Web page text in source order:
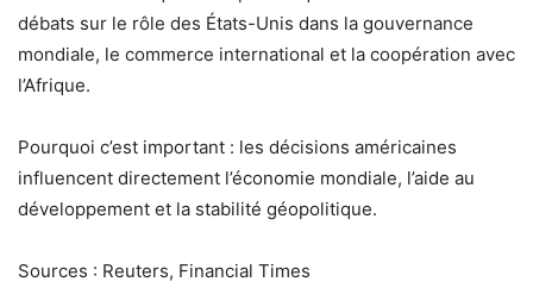
débats sur le rôle des États-Unis dans la gouvernance
mondiale, le commerce international et la coopération avec
l’Afrique.
Pourquoi c’est important : les décisions américaines
influencent directement l’économie mondiale, l’aide au
développement et la stabilité géopolitique.
Sources : Reuters, Financial Times